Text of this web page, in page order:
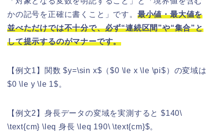
かの記号を正確に書くこと」です。 最小値・最大値を
並べただけでは不十分で、必ず“連続区間”や“集合”と
して提示するのがマナーです。
【例文1】関数 $y=\sin x$（$0 \le x \le \pi$）の変域は
$0 \le y \le 1$。
【例文2】身長データの変域を実測すると $140\
\text{cm} \leq 身長 \leq 190\ \text{cm}$。